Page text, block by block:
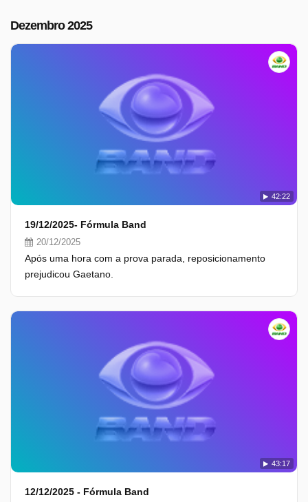
Dezembro 2025
42:22
19/12/2025- Fórmula Band
20/12/2025
Após uma hora com a prova parada, reposicionamento
prejudicou Gaetano.
43:17
12/12/2025 - Fórmula Band